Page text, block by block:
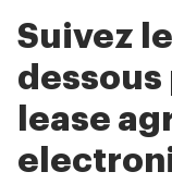
Suivez
lease